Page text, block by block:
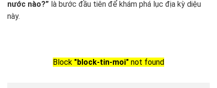
nước nào?” là bước đầu tiên để khám phá lục địa kỳ diệu
này.
Block "block-tin-moi" not found